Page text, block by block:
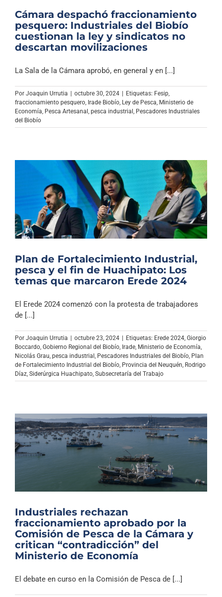
Cámara despachó fraccionamiento
pesquero: Industriales del Biobío
cuestionan la ley y sindicatos no
descartan movilizaciones
La Sala de la Cámara aprobó, en general y en [...]
Por Joaquin Urrutia | octubre 30, 2024 | Etiquetas: Fesip
fraccionamiento pesquero Irade Biobío Ley de Pesca Ministerio de
Economía Pesca Artesanal pesca industrial Pescadores Industriales
del Biobío
Plan de Fortalecimiento Industrial,
pesca y el fin de Huachipato: Los
temas que marcaron Erede 2024
El Erede 2024 comenzó con la protesta de trabajadores
de [...]
Por Joaquin Urrutia | octubre 23, 2024 | Etiquetas: Erede 2024 Giorgio
Boccardo Gobierno Regional del Biobío Irade Ministerio de Economía
Nicolás Grau pesca industrial Pescadores Industriales del Biobío Plan
de Fortalecimiento Industrial del Biobío Provincia del Neuquén Rodrigo
Díaz Siderúrgica Huachipato Subsecretaría del Trabajo
Industriales rechazan
fraccionamiento aprobado por la
Comisión de Pesca de la Cámara y
critican “contradicción” del
Ministerio de Economía
El debate en curso en la Comisión de Pesca de [...]